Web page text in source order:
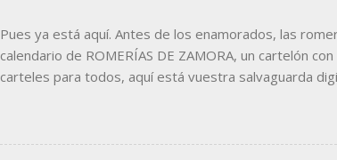
Pues ya está aquí. Antes de los enamorados, las
calendario de ROMERÍAS DE ZAMORA, un cartelón
carteles para todos, aquí está vuestra salvaguarda
calendario para algo que no sea vuestro uso